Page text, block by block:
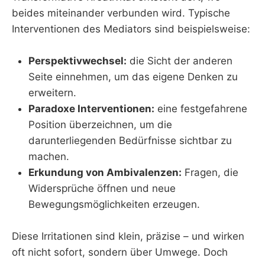
beides miteinander verbunden wird. Typische
Interventionen des Mediators sind beispielsweise:
Perspektivwechsel: die Sicht der anderen
Seite einnehmen, um das eigene Denken zu
erweitern.
Paradoxe Interventionen: eine festgefahrene
Position überzeichnen, um die
darunterliegenden Bedürfnisse sichtbar zu
machen.
Erkundung von Ambivalenzen: Fragen, die
Widersprüche öffnen und neue
Bewegungsmöglichkeiten erzeugen.
Diese Irritationen sind klein, präzise – und wirken
oft nicht sofort, sondern über Umwege. Doch